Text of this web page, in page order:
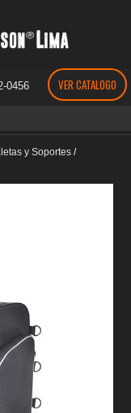
0456 VER CATALOGO
y Soportes /